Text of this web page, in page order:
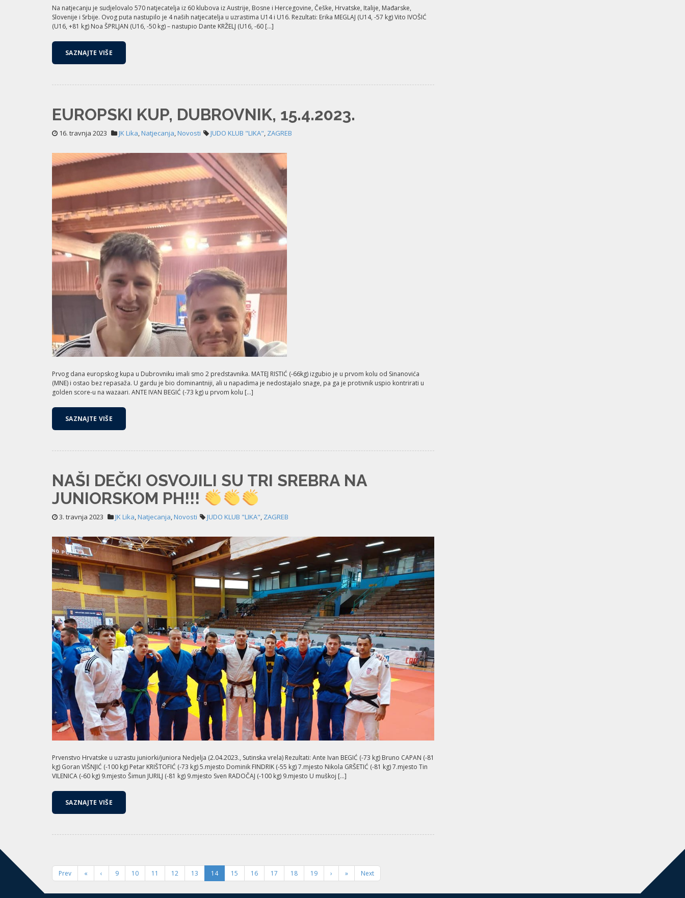
Na natjecanju je sudjelovalo 570 natjecatelja iz 60 klubova iz Austrije, Bosne i Hercegovine, Češke, Hrvatske, Italije, Mađarske,
Slovenije i Srbije. Ovog puta nastupilo je 4 naših natjecatelja u uzrastima U14 i U16. Rezultati: Erika MEGLAJ (U14, -57 kg) Vito IVOŠIĆ
(U16, +81 kg) Noa ŠPRLJAN (U16, -50 kg) – nastupio Dante KRŽELJ (U16, -60 […]
SAZNAJTE VIŠE
EUROPSKI KUP, DUBROVNIK, 15.4.2023.
16. travnja 2023 JK Lika,Natjecanja,Novosti JUDO KLUB "LIKA", ZAGREB
Prvog dana europskog kupa u Dubrovniku imali smo 2 predstavnika. MATEJ RISTIĆ (-66kg) izgubio je u prvom kolu od Sinanovića
(MNE) i ostao bez repasaža. U gardu je bio dominantniji, ali u napadima je nedostajalo snage, pa ga je protivnik uspio kontrirati u
golden score-u na wazaari. ANTE IVAN BEGIĆ (-73 kg) u prvom kolu […]
SAZNAJTE VIŠE
NAŠI DEČKI OSVOJILI SU TRI SREBRA NA
JUNIORSKOM PH!!!
3. travnja 2023 JK Lika,Natjecanja,Novosti JUDO KLUB "LIKA", ZAGREB
Prvenstvo Hrvatske u uzrastu juniorki/juniora Nedjelja (2.04.2023., Sutinska vrela) Rezultati: Ante Ivan BEGIĆ (-73 kg) Bruno CAPAN (-81
kg) Goran VIŠNJIĆ (-100 kg) Petar KRIŠTOFIĆ (-73 kg) 5.mjesto Dominik FINDRIK (-55 kg) 7.mjesto Nikola GRŠETIĆ (-81 kg) 7.mjesto Tin
VILENICA (-60 kg) 9.mjesto Šimun JURILJ (-81 kg) 9.mjesto Sven RADOČAJ (-100 kg) 9.mjesto U muškoj […]
SAZNAJTE VIŠE
Prev « ‹ 9 10 11 12 13 14 15 16 17 18 19 › » Next